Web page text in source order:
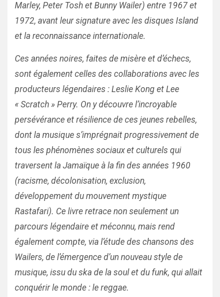
Marley, Peter Tosh et Bunny Wailer) entre 1967 et
1972, avant leur signature avec les disques Island
et la reconnaissance internationale.
Ces années noires, faites de misère et d’échecs,
sont également celles des collaborations avec les
producteurs légendaires : Leslie Kong et Lee
« Scratch » Perry. On y découvre l’incroyable
persévérance et résilience de ces jeunes rebelles,
dont la musique s’imprégnait progressivement de
tous les phénomènes sociaux et culturels qui
traversent la Jamaïque à la fin des années 1960
(racisme, décolonisation, exclusion,
développement du mouvement mystique
Rastafari). Ce livre retrace non seulement un
parcours légendaire et méconnu, mais rend
également compte, via l’étude des chansons des
Wailers, de l’émergence d’un nouveau style de
musique, issu du ska de la soul et du funk, qui allait
conquérir le monde : le reggae.